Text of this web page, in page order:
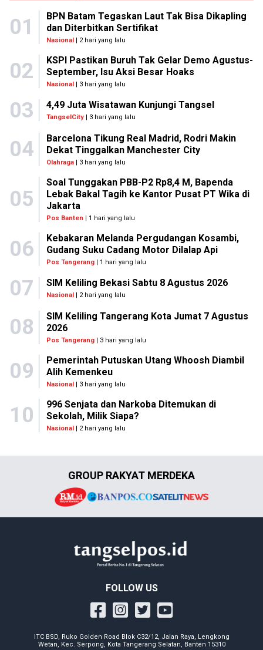
01
BPN Batam Tegaskan Laut Tak Bisa Dikapling
dan Diterbitkan Sertifikat
Nasional| 2 hari yang lalu
02
KSPI Pastikan Buruh Tak Gelar Demo Agustus-
September, Isu Aksi Besar Hoaks
Nasional| 3 hari yang lalu
03 4,49 Juta Wisatawan Kunjungi Tangsel
TangselCity | 3 hari yang lalu
04
Barcelona Tikung Real Madrid, Rodri Makin
Dekat Tinggalkan Manchester City
Olahraga| 3 hari yang lalu
05
Soal Tunggakan PBB-P2 Rp8,4 M, Bapenda
Lebak Bakal Tagih ke Kantor Pusat PT Wika di
Jakarta
Pos Banten | 1 hari yang lalu
06
Kebakaran Melanda Pergudangan Kosambi,
Gudang Suku Cadang Motor Dilalap Api
Pos Tangerang| 1 hari yang lalu
07 SIM Keliling Bekasi Sabtu 8 Agustus 2026
Nasional | 2 hari yang lalu
08
SIM Keliling Tangerang Kota Jumat 7 Agustus
2026
Pos Tangerang| 3 hari yang lalu
09
Pemerintah Putuskan Utang Whoosh Diambil
Alih Kemenkeu
Nasional| 3 hari yang lalu
10
996 Senjata dan Narkoba Ditemukan di
Sekolah, Milik Siapa?
Nasional| 2 hari yang lalu
GROUP RAKYAT MERDEKA
FOLLOW US
ITC BSD, Ruko Golden Road Blok C32/12, Jalan Raya, Lengkong
Wetan, Kec. Serpong, Kota Tangerang Selatan, Banten 15310